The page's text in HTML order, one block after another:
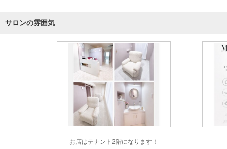
サロンの雰囲気
お店はテナント2階になります！